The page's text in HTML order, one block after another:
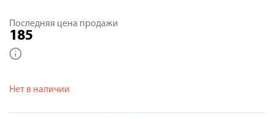
Последняя цена продажи
185
Нет в наличии